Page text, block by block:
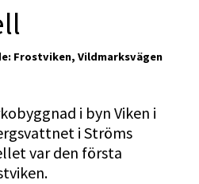
Frostviken, Vildmarksvägen
i byn Viken i
i Ströms
var den första